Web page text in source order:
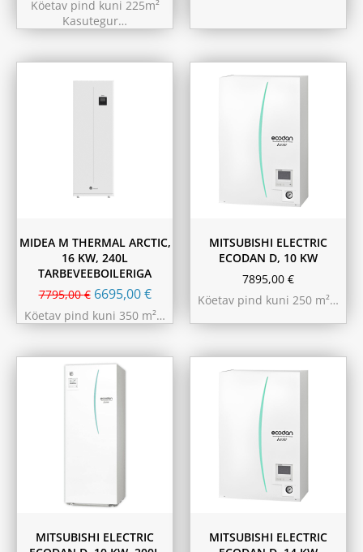
Köetav pind kuni 225m²
Kasutegur…
MIDEA M THERMAL ARCTIC,
16 KW, 240L
TARBEVEEBOILERIGA
7795,00€ 6695,00€
Köetav pind kuni 350 m²…
MITSUBISHI ELECTRIC
ECODAN D, 10 KW
7895,00 €
Köetav pind kuni 250 m²…
MITSUBISHI ELECTRIC
MITSUBISHI ELECTRIC